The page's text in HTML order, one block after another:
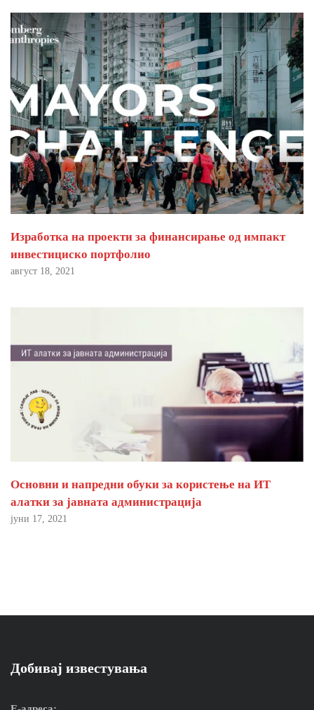
Изработка на проекти за финансирање од импакт
инвестициско портфолио
август 18, 2021
Основни и напредни обуки за користење на ИТ
алатки за јавната администрација
јуни 17, 2021
Добивај известувања